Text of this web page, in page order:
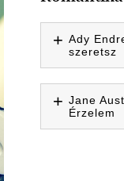
Ady
szeretsz
Jane
Érzelem